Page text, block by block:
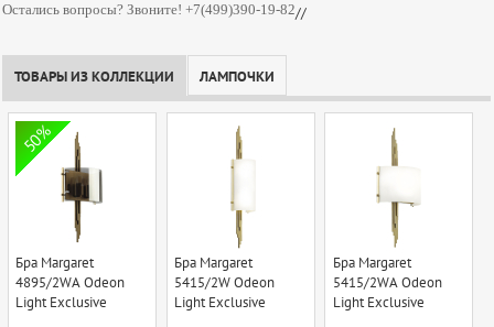
Остались вопросы? Звоните! +7(499)390-19-82//
ТОВАРЫ ИЗ КОЛЛЕКЦИИ ЛАМПОЧКИ
50%
Бра Margaret
4895/2WA Odeon
Light Exclusive
Бра Margaret
5415/2W Odeon
Light Exclusive
Бра Margaret
5415/2WA Odeon
Light Exclusive